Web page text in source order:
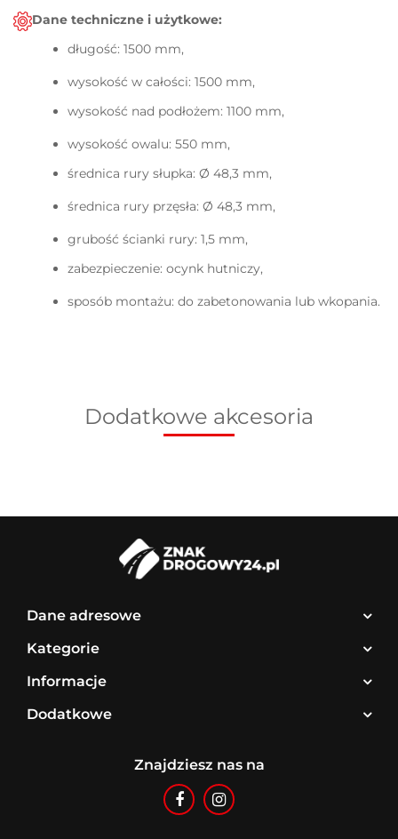
Dane techniczne i użytkowe:
długość: 1500 mm,
wysokość w całości: 1500 mm,
wysokość nad podłożem: 1100 mm,
wysokość owalu: 550 mm,
średnica rury słupka: Ø 48,3 mm,
średnica rury przęsła: Ø 48,3 mm,
grubość ścianki rury: 1,5 mm,
zabezpieczenie: ocynk hutniczy,
sposób montażu: do zabetonowania lub wkopania.
Dodatkowe akcesoria
Dane adresowe
Kategorie
Informacje
Dodatkowe
Znajdziesz nas na